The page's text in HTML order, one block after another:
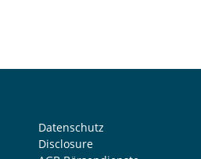
Datenschutz
Disclosure